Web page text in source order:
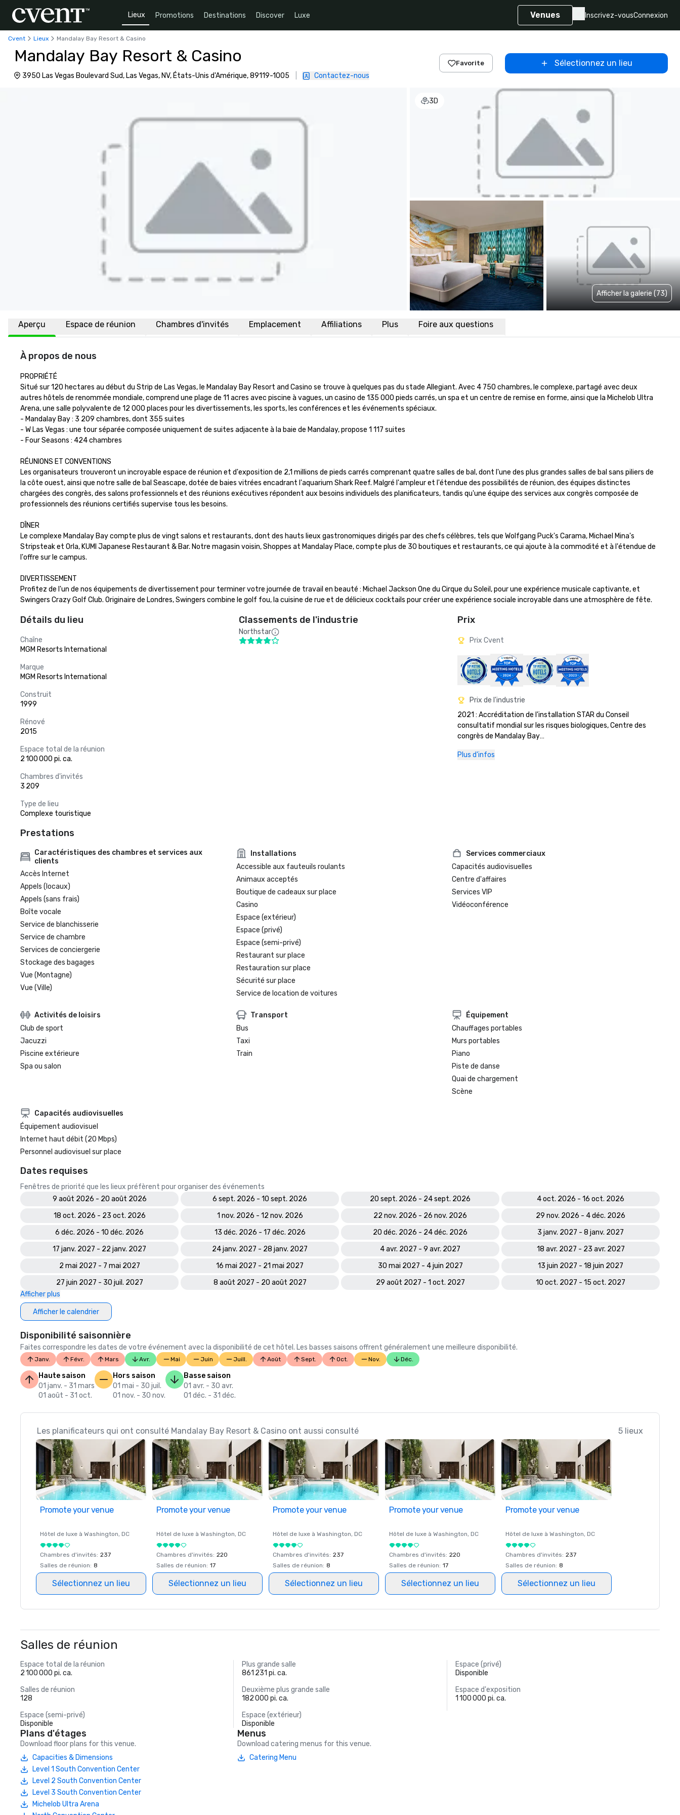
Lieux Promotions Destinations Discover Luxe Venues Inscrivez-vousConnexion
Cvent Lieux Mandalay Bay Resort & Casino
Mandalay Bay Resort & Casino
3950 Las Vegas Boulevard Sud, Las Vegas, NV, États-Unis d'Amérique, 89119-1005 Contactez-nous
Favorite Sélectionnez un lieu
3D
Afficher la galerie (73)
Aperçu Espace de réunion Chambres d'invités Emplacement Affiliations Plus Foire aux questions
À propos de nous
PROPRIÉTÉ
Situé sur 120 hectares au début du Strip de Las Vegas, le Mandalay Bay Resort and Casino se trouve à quelques pas du stade Allegiant. Avec 4 750 chambres, le complexe, partagé avec deux
autres hôtels de renommée mondiale, comprend une plage de 11 acres avec piscine à vagues, un casino de 135 000 pieds carrés, un spa et un centre de remise en forme, ainsi que la Michelob Ultra
Arena, une salle polyvalente de 12 000 places pour les divertissements, les sports, les conférences et les événements spéciaux.
- Mandalay Bay : 3 209 chambres, dont 355 suites
- W Las Vegas : une tour séparée composée uniquement de suites adjacente à la baie de Mandalay, propose 1 117 suites
- Four Seasons : 424 chambres
RÉUNIONS ET CONVENTIONS
Les organisateurs trouveront un incroyable espace de réunion et d'exposition de 2,1 millions de pieds carrés comprenant quatre salles de bal, dont l'une des plus grandes salles de bal sans piliers de
la côte ouest, ainsi que notre salle de bal Seascape, dotée de baies vitrées encadrant l'aquarium Shark Reef. Malgré l'ampleur et l'étendue des possibilités de réunion, des équipes distinctes
chargées des congrès, des salons professionnels et des réunions exécutives répondent aux besoins individuels des planificateurs, tandis qu'une équipe des services aux congrès composée de
professionnels des réunions certifiés supervise tous les besoins.
DÎNER
Le complexe Mandalay Bay compte plus de vingt salons et restaurants, dont des hauts lieux gastronomiques dirigés par des chefs célèbres, tels que Wolfgang Puck's Carama, Michael Mina's
Stripsteak et Orla, KUMI Japanese Restaurant & Bar. Notre magasin voisin, Shoppes at Mandalay Place, compte plus de 30 boutiques et restaurants, ce qui ajoute à la commodité et à l'étendue de
l'offre sur le campus.
DIVERTISSEMENT
Profitez de l'un de nos équipements de divertissement pour terminer votre journée de travail en beauté : Michael Jackson One du Cirque du Soleil, pour une expérience musicale captivante, et
Swingers Crazy Golf Club. Originaire de Londres, Swingers combine le golf fou, la cuisine de rue et de délicieux cocktails pour créer une expérience sociale incroyable dans une atmosphère de fête.
Détails du lieu
Chaîne
MGM Resorts International
Marque
MGM Resorts International
Construit
1999
Rénové
2015
Espace total de la réunion
2 100 000 pi. ca.
Chambres d'invités
3 209
Type de lieu
Complexe touristique
Classements de l'industrie
Northstar
Prix
Prix Cvent
Prix de l'industrie
2021 : Accréditation de l'installation STAR du Conseil
consultatif mondial sur les risques biologiques, Centre des
congrès de Mandalay Bay
2018 : Best Of Award, Meetings Today
Plus d'infos
Prestations
Caractéristiques des chambres et services aux
clients
Accès Internet
Appels (locaux)
Appels (sans frais)
Boîte vocale
Service de blanchisserie
Service de chambre
Services de conciergerie
Stockage des bagages
Vue (Montagne)
Vue (Ville)
Installations
Accessible aux fauteuils roulants
Animaux acceptés
Boutique de cadeaux sur place
Casino
Espace (extérieur)
Espace (privé)
Espace (semi-privé)
Restaurant sur place
Restauration sur place
Sécurité sur place
Service de location de voitures
Services commerciaux
Capacités audiovisuelles
Centre d'affaires
Services VIP
Vidéoconférence
Activités de loisirs
Club de sport
Jacuzzi
Piscine extérieure
Spa ou salon
Transport
Bus
Taxi
Train
Équipement
Chauffages portables
Murs portables
Piano
Piste de danse
Quai de chargement
Scène
Capacités audiovisuelles
Équipement audiovisuel
Internet haut débit (20 Mbps)
Personnel audiovisuel sur place
Dates requises
Fenêtres de priorité que les lieux préfèrent pour organiser des événements
9 août 2026 - 20 août 2026
6 sept. 2026 - 10 sept. 2026 20 sept. 2026 - 24 sept. 2026
4 oct. 2026 - 16 oct. 2026
18 oct. 2026 - 23 oct. 2026
1 nov. 2026 - 12 nov. 2026 22 nov. 2026 - 26 nov. 2026
29 nov. 2026 - 4 déc. 2026
6 déc. 2026 - 10 déc. 2026
13 déc. 2026 - 17 déc. 2026 20 déc. 2026 - 24 déc. 2026
3 janv. 2027 - 8 janv. 2027
17 janv. 2027 - 22 janv. 2027
24 janv. 2027 - 28 janv. 2027 4 avr. 2027 - 9 avr. 2027
18 avr. 2027 - 23 avr. 2027
2 mai 2027 - 7 mai 2027
16 mai 2027 - 21 mai 2027 30 mai 2027 - 4 juin 2027
13 juin 2027 - 18 juin 2027
27 juin 2027 - 30 juil. 2027
8 août 2027 - 20 août 2027 29 août 2027 - 1 oct. 2027
10 oct. 2027 - 15 oct. 2027
Afficher plus
Afficher le calendrier
Disponibilité saisonnière
Faites correspondre les dates de votre événement avec la disponibilité de cet hôtel. Les basses saisons offrent généralement une meilleure disponibilité.
Janv. Févr. Mars Avr. Mai Juin Juill. Août Sept. Oct. Nov. Déc.
Haute saison
01 janv. - 31 mars
01 août - 31 oct.
Hors saison
01 mai - 30 juil.
01 nov. - 30 nov.
Basse saison
01 avr. - 30 avr.
01 déc. - 31 déc.
Les planificateurs qui ont consulté Mandalay Bay Resort & Casino ont aussi consulté 5 lieux
Promote your venue
Hôtel de luxe à Washington, DC
Chambres d'invités: 237
Salles de réunion: 8
Sélectionnez un lieu
Promote your venue
Hôtel de luxe à Washington, DC
Chambres d'invités: 220
Salles de réunion: 17
Sélectionnez un lieu
Promote your venue
Hôtel de luxe à Washington, DC
Chambres d'invités: 237
Salles de réunion: 8
Sélectionnez un lieu
Promote your venue
Hôtel de luxe à Washington, DC
Chambres d'invités: 220
Salles de réunion: 17
Sélectionnez un lieu
Promote your venue
Hôtel de luxe à Washington, DC
Chambres d'invités: 237
Salles de réunion: 8
Sélectionnez un lieu
Salles de réunion
Espace total de la réunion
2 100 000 pi. ca.
Plus grande salle
861 231 pi. ca.
Espace (privé)
Disponible
Salles de réunion
128
Deuxième plus grande salle
182 000 pi. ca.
Espace d'exposition
1 100 000 pi. ca.
Espace (semi-privé)
Disponible
Espace (extérieur)
Disponible
Plans d'étages
Download floor plans for this venue.
Capacities & Dimensions
Level 1 South Convention Center
Level 2 South Convention Center
Level 3 South Convention Center
Michelob Ultra Arena
Menus
Download catering menus for this venue.
Catering Menu